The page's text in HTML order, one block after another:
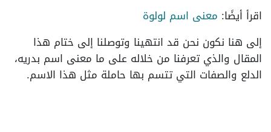
اقرأ أيضًا: معنى اسم لولوة
إلى هنا نكون نحن قد انتهينا وتوصلنا إلى ختام هذا
المقال والذي تعرفنا من خلاله على ما معنى اسم بدريه،
الدلع والصفات التي تتسم بها حاملة مثل هذا الاسم.